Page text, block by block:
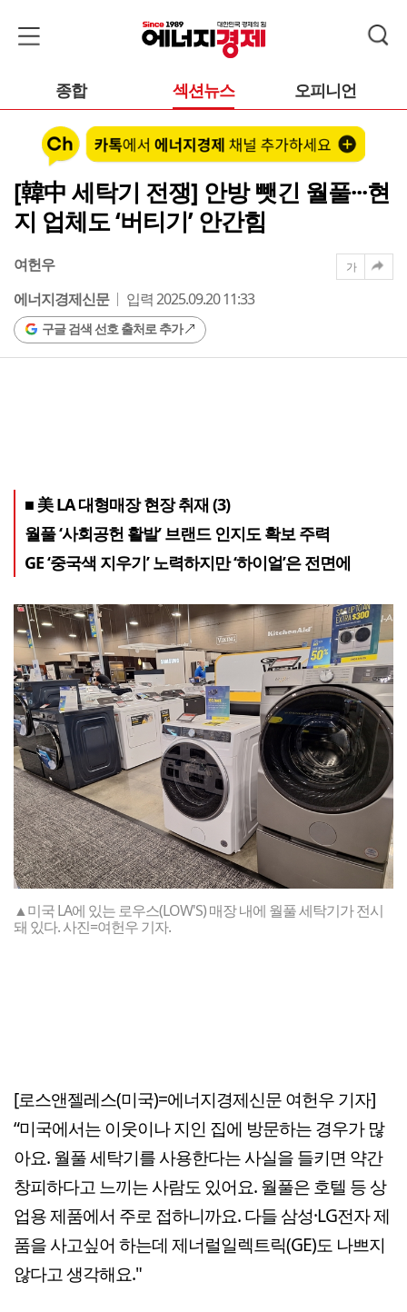
종합 섹션뉴스 오피니언
[韓中 세탁기 전쟁] 안방 뺏긴 월풀···현
지 업체도 ‘버티기’ 안간힘
여헌우
에너지경제신문
입력 2025.09.20 11:33
구글 검색 선호 출처로 추가
가
■ 美 LA 대형매장 현장 취재 (3)
월풀 ‘사회공헌 활발’ 브랜드 인지도 확보 주력
GE ‘중국색 지우기’ 노력하지만 ‘하이얼’은 전면에
▲미국 LA에 있는 로우스(LOW'S) 매장 내에 월풀 세탁기가 전시
돼 있다. 사진=여헌우 기자.
[로스앤젤레스(미국)=에너지경제신문 여헌우 기자]
“미국에서는 이웃이나 지인 집에 방문하는 경우가 많
아요. 월풀 세탁기를 사용한다는 사실을 들키면 약간
창피하다고 느끼는 사람도 있어요. 월풀은 호텔 등 상
업용 제품에서 주로 접하니까요. 다들 삼성·LG전자 제
품을 사고싶어 하는데 제너럴일렉트릭(GE)도 나쁘지
않다고 생각해요."